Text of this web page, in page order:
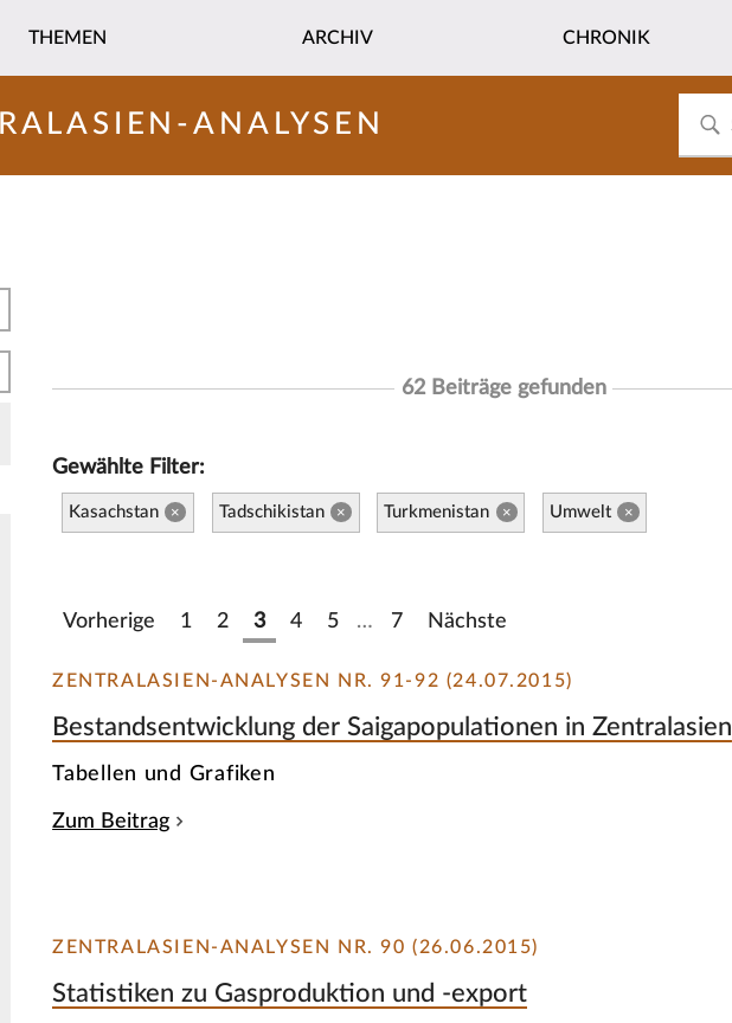
THEMEN ARCHIV CHRONIK
ANALYSEN
62 Beiträge gefunden
Gewählte Filter:
Kasachstan × Tadschikistan × Turkmenistan × Umwelt ×
Vorherige 1 2 3 4 5 … 7 Nächste
ZENTRALASIEN-ANALYSEN NR. 91-92 (24.07.2015)
Bestandsentwicklung der Saigapopulationen in Zentralasien
Tabellen und Grafiken
Zum Beitrag
ZENTRALASIEN-ANALYSEN NR. 90 (26.06.2015)
Statistiken zu Gasproduktion und -export